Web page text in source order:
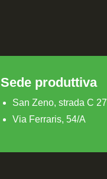
Sede produttiva
San Zeno, strada C 27
Via Ferraris, 54/A